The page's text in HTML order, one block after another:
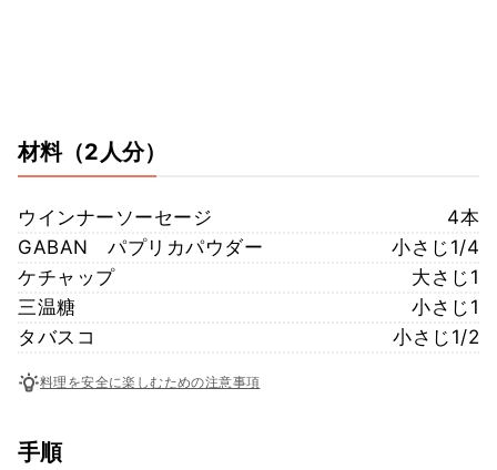
材料（2人分）
ウインナーソーセージ
4本
GABAN パプリカパウダー
小さじ1/4
ケチャップ
大さじ1
三温糖
小さじ1
タバスコ
小さじ1/2
料理を安全に楽しむための注意事項
手順